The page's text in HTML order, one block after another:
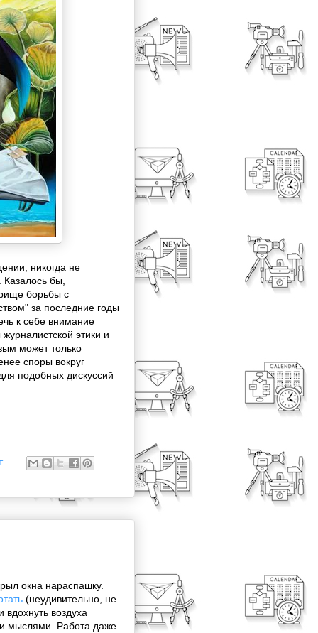
никогда не
бы,
борьбы с
за последние годы
к себе внимание
этики и
может только
споры вокруг
подобных дискуссий
окна нараспашку.
(неудивительно, не
воздуха
мыслями. Работа даже